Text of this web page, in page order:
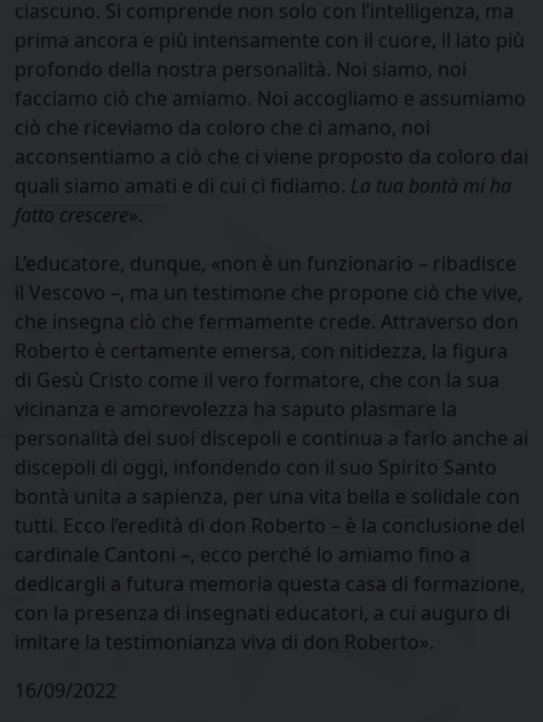
ciascuno. Si comprende non solo con l’intelligenza, ma
prima ancora e più intensamente con il cuore, il lato più
profondo della nostra personalità. Noi siamo, noi
facciamo ciò che amiamo. Noi accogliamo e assumiamo
ciò che riceviamo da coloro che ci amano, noi
acconsentiamo a ciò che ci viene proposto da coloro dai
quali siamo amati e di cui ci fidiamo. La tua bontà mi ha
fatto crescere».
L’educatore, dunque, «non è un funzionario – ribadisce
il Vescovo –, ma un testimone che propone ciò che vive,
che insegna ciò che fermamente crede. Attraverso don
Roberto è certamente emersa, con nitidezza, la figura
di Gesù Cristo come il vero formatore, che con la sua
vicinanza e amorevolezza ha saputo plasmare la
personalità dei suoi discepoli e continua a farlo anche ai
discepoli di oggi, infondendo con il suo Spirito Santo
bontà unita a sapienza, per una vita bella e solidale con
tutti. Ecco l’eredità di don Roberto – è la conclusione del
cardinale Cantoni –, ecco perché lo amiamo fino a
dedicargli a futura memoria questa casa di formazione,
con la presenza di insegnati educatori, a cui auguro di
imitare la testimonianza viva di don Roberto».
16/09/2022